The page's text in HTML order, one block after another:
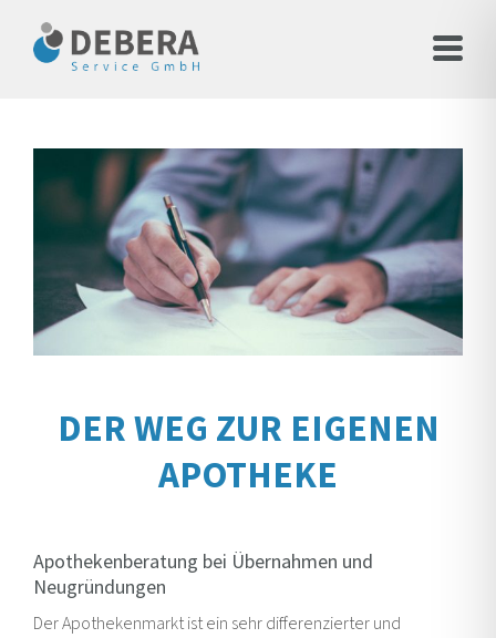
DER WEG ZUR EIGENEN
APOTHEKE
Apothekenberatung bei Übernahmen und
Neugründungen
Der Apothekenmarkt ist ein sehr differenzierter und